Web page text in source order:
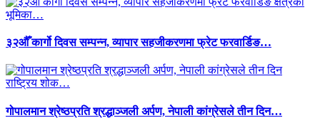
३२औँ कार्गो दिवस सम्पन्न, व्यापार सहजीकरणमा फ्रेट फरवार्डिङ…
गोपालमान श्रेष्ठप्रति श्रद्धाञ्जली अर्पण, नेपाली कांग्रेसले तीन दिन…